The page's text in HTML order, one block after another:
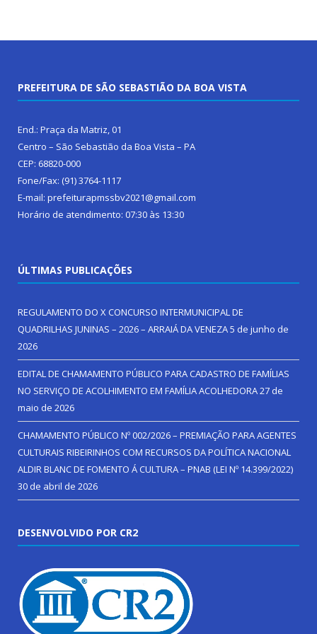
PREFEITURA DE SÃO SEBASTIÃO DA BOA VISTA
End.: Praça da Matriz, 01
Centro – São Sebastião da Boa Vista – PA
CEP: 68820-000
Fone/Fax: (91) 3764-1117
E-mail: prefeiturapmssbv2021@gmail.com
Horário de atendimento: 07:30 às 13:30
ÚLTIMAS PUBLICAÇÕES
REGULAMENTO DO X CONCURSO INTERMUNICIPAL DE
QUADRILHAS JUNINAS – 2026 – ARRAIÁ DA VENEZA5 de junho de
2026
EDITAL DE CHAMAMENTO PÚBLICO PARA CADASTRO DE FAMÍLIAS
NO SERVIÇO DE ACOLHIMENTO EM FAMÍLIA ACOLHEDORA27 de
maio de 2026
CHAMAMENTO PÚBLICO Nº 002/2026 – PREMIAÇÃO PARA AGENTES
CULTURAIS RIBEIRINHOS COM RECURSOS DA POLÍTICA NACIONAL
ALDIR BLANC DE FOMENTO Á CULTURA – PNAB (LEI Nº 14.399/2022)
30 de abril de 2026
DESENVOLVIDO POR CR2